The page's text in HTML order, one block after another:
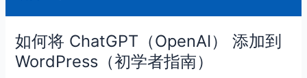
如何将 ChatGPT（OpenAI） 添加到
WordPress（初学者指南）
如
何
将